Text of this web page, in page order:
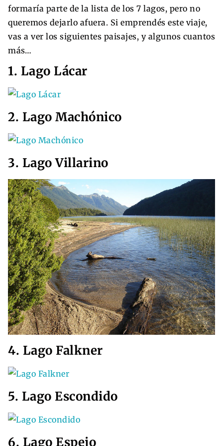
formaría parte de la lista de los 7 lagos, pero no
queremos dejarlo afuera. Si emprendés este viaje,
vas a ver los siguientes paisajes, y algunos cuantos
más…
1. Lago Lácar
2. Lago Machónico
3. Lago Villarino
4. Lago Falkner
5. Lago Escondido
6. Lago Espejo